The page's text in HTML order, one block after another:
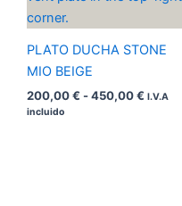
PLATO DUCHA STONE
MIO BEIGE
200,00€ -450,00€
hasta
I.V.A
incluido